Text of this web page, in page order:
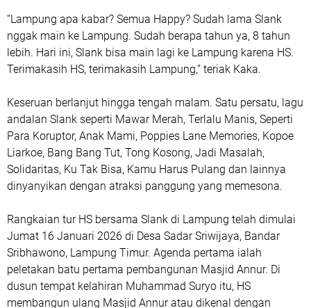
“Lampung apa kabar? Semua Happy? Sudah lama Slank
nggak main ke Lampung. Sudah berapa tahun ya, 8 tahun
lebih. Hari ini, Slank bisa main lagi ke Lampung karena HS.
Terimakasih HS, terimakasih Lampung,” teriak Kaka.
Keseruan berlanjut hingga tengah malam. Satu persatu, lagu
andalan Slank seperti Mawar Merah, Terlalu Manis, Seperti
Para Koruptor, Anak Mami, Poppies Lane Memories, Kopoe
Liarkoe, Bang Bang Tut, Tong Kosong, Jadi Masalah,
Solidaritas, Ku Tak Bisa, Kamu Harus Pulang dan lainnya
dinyanyikan dengan atraksi panggung yang memesona.
Rangkaian tur HS bersama Slank di Lampung telah dimulai
Jumat 16 Januari 2026 di Desa Sadar Sriwijaya, Bandar
Sribhawono, Lampung Timur. Agenda pertama ialah
peletakan batu pertama pembangunan Masjid Annur. Di
dusun tempat kelahiran Muhammad Suryo itu, HS
membangun ulang Masjid Annur atau dikenal dengan